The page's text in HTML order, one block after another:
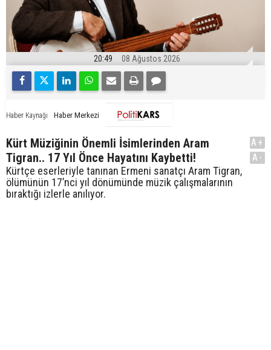
20:49 08 Ağustos 2026
Haber Kaynağı Haber Merkezi
Kürt Müziğinin Önemli İsimlerinden Aram
Tigran.. 17 Yıl Önce Hayatını Kaybetti!
Kürtçe eserleriyle tanınan Ermeni sanatçı Aram Tigran,
ölümünün 17’nci yıl dönümünde müzik çalışmalarının
bıraktığı izlerle anılıyor.
A+
A-